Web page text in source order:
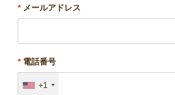
*メールアドレス
*電話番号
+1